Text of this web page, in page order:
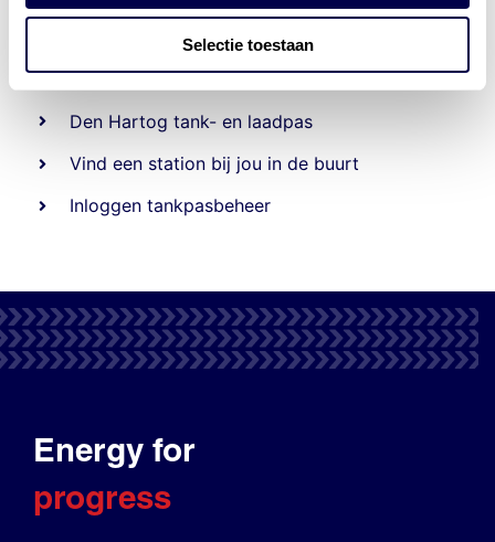
Selectie toestaan
tankstationsen duizenden
Den Hartog tank- en laadpas
Vind een station bij jou in de buurt
Inloggen tankpasbeheer
Energy for
progress